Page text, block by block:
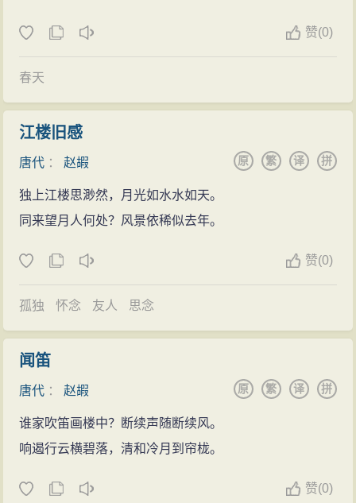
赞(0)
春天
江楼旧感
唐代 ：赵嘏 拼
译
繁
原
独上江楼思渺然，月光如水水如天。
同来望月人何处？风景依稀似去年。
赞(0)
孤独 怀念 友人 思念
闻笛
唐代 ：赵嘏 拼
译
繁
原
谁家吹笛画楼中？断续声随断续风。
响遏行云横碧落，清和冷月到帘栊。
赞(0)